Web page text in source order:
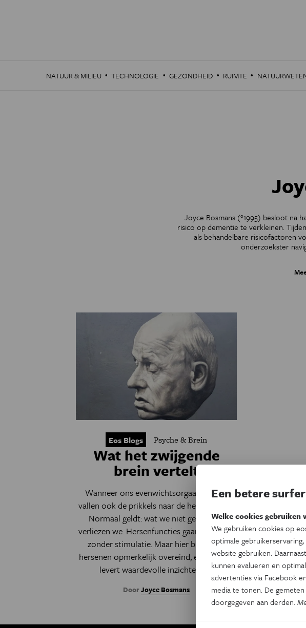
NATUUR & MILIEU · TECHNOLOGIE · GEZONDHEID · RUIMTE ·
Joyce Bosmans (°1995) besloot na
risico op dementie te verkleinen.
als behandelbare risicofactoren
onderzoekster
Eos Blogs Psyche & Brein
Wat het zwijgende
brein vertelt
Wanneer ons evenwichtsorgaan uitvalt,
vallen ook de prikkels naar de hersenen stil.
Normaal geldt: wat we niet gebruiken,
verliezen we. Hersenfuncties gaan achteruit
zonder stimulatie. Maar hier blijven de
hersenen opmerkelijk overeind, en juist dát
levert waardevolle inzichten op.
DoorJoyce Bosmans
Een betere
Welke cookies gebruiken
We gebruiken cookies op
optimale
website gebruiken.
kunnen evalueren en
advertenties via Facebook
media te tonen. De
doorgegeven aan derden.